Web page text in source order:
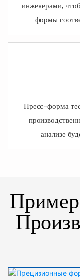
инженерами,
формы
Пресс-форма
анализе